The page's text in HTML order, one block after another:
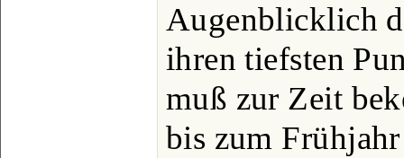
Augenblicklich
ihren tiefsten
muß zur Zeit
bis zum